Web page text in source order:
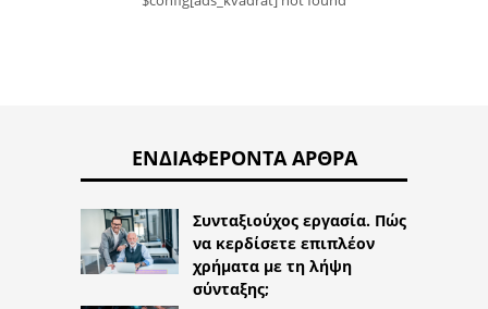
ΕΝΔΙΑΦΈΡΟΝΤΑ ΆΡΘΡΑ
Συνταξιούχος εργασία. Πώς
να κερδίσετε επιπλέον
χρήματα με τη λήψη
σύνταξης;